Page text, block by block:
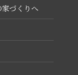
づくりへ